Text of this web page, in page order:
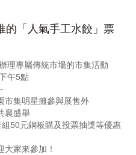
的「人氣手工水餃」票
理專屬傳統市場的市集活動
午5點
市集明星攤參與展售外
襄盛舉
50元銅板購及投票抽獎等優惠
家來參加！